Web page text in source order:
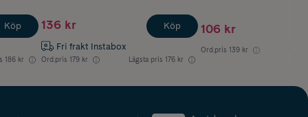
186 kr
Köp 136 kr
Fri frakt Instabox
Ord.pris 179 kr Lägsta pris 176 kr
Köp 106 kr
Ord.pris 139 kr